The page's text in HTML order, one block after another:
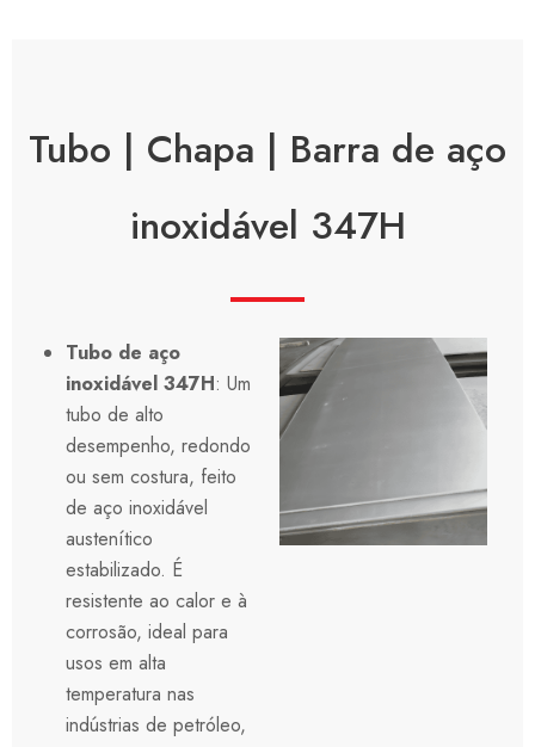
Tubo | Chapa | Barra de aço
inoxidável 347H
Tubo de aço
inoxidável 347H: Um
tubo de alto
desempenho, redondo
ou sem costura, feito
de aço inoxidável
austenítico
estabilizado. É
resistente ao calor e à
corrosão, ideal para
usos em alta
temperatura nas
indústrias de petróleo,